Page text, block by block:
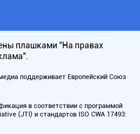
плашками "На правах
поддерживает Европейский Союз
в соответствии с программой
(JTI) и стандартов ISO CWA 17493: